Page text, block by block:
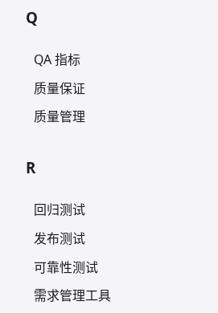
Q
QA 指标
质量保证
质量管理
R
回归测试
发布测试
可靠性测试
需求管理工具